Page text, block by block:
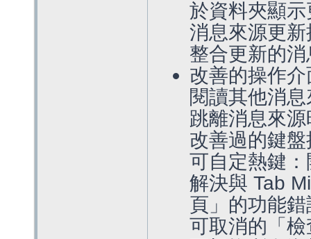
於資料夾顯
消息來源更
整合更新的
改善的操作介
閱讀其他消
跳離消息來
改善過的鍵
可自定熱鍵
解決與 Tab
頁」的功能錯
可取消的「